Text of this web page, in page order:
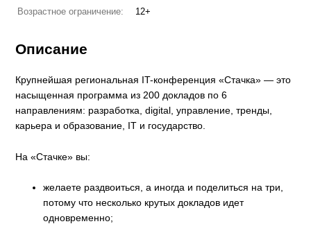
Возрастное ограничение:
12+
Описание
Крупнейшая региональная IT-конференция «Стачка» — это
насыщенная программа из 200 докладов по 6
направлениям: разработка, digital, управление, тренды,
карьера и образование, IT и государство.
На «Стачке» вы:
желаете раздвоиться, а иногда и поделиться на три,
потому что несколько крутых докладов идет
одновременно;